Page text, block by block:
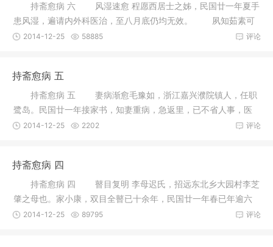
持斋愈病 六 风湿速愈 程愿西居士之姊，民国廿一年夏手
患风湿，遍请内外科医治，至八月底仍均无效。 夙知茹素可
以疗
评论
2014-12-25 58885
持斋愈病 五
持斋愈病 五 妻病渐愈毛豫如，浙江嘉兴濮院镇人，任职
鹭岛。民国廿一年接家书，知妻重病，急返里，已不省人事，医
药无效
评论
2014-12-25 2202
持斋愈病 四
持斋愈病 四 瞽目复明 李母迟氏，招远东北乡大园村李芝
肇之母也。家小康，双目全瞽已十余年，民国廿一年春已年逾六
十，蓬
评论
2014-12-25 89795